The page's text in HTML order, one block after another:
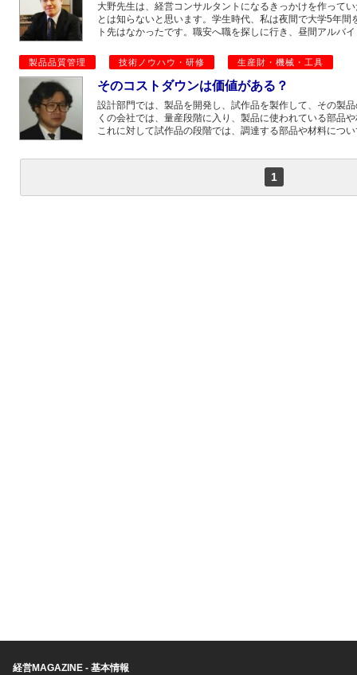
大野先生は、経営コンサルタントになるきっかけを作って
とは知らないと思います。学生時代、私は夜間で大学5年
ト先はなかったです。職安へ職を探しに行き、昼間アルバ
製品品質管理 技術ノウハウ・研修 生産財・機械・工具
そのコストダウンは価値がある？
設計部門では、製品を開発し、試作品を製作して、その製
くの会社では、量産段階に入り、製品に使われている部品
これに対して試作品の段階では、調達する部品や材料につ
1
経営MAGAZINE - 基本情報